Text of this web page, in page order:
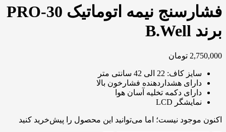
فشارسنج نیمه اتوماتیک PRO-30
برند B.Well
2,750,000 تومان
سایز کاف: 22 الی 42 سانتی متر
دارای هشداردهنده فشارخون بالا
دارای دکمه تخلیه آسان هوا
نمایشگر LCD
اکنون موجود نیست؛ اما می‌توانید این محصول را پیش‌خرید کنید